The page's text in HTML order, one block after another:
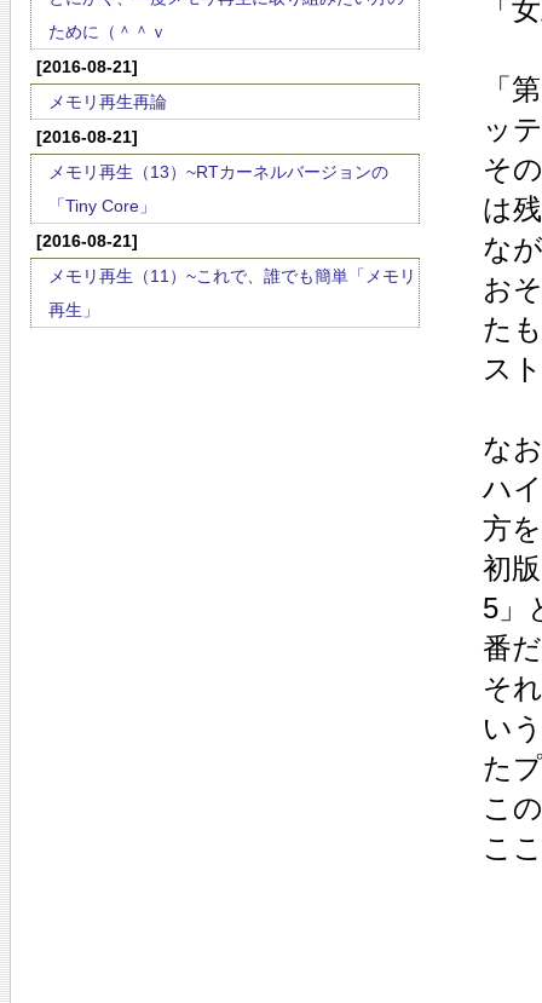
ために（＾＾ｖ
[2016-08-21]
メモリ再生再論
[2016-08-21]
メモリ再生（13）~RTカーネルバージョンの
「Tiny Core」
[2016-08-21]
メモリ再生（11）~これで、誰でも簡単「メモリ
再生」
「
「
ッ
そ
は
な
お
た
ス
な
ハ
方
初
5」
番
そ
い
た
こ
こ